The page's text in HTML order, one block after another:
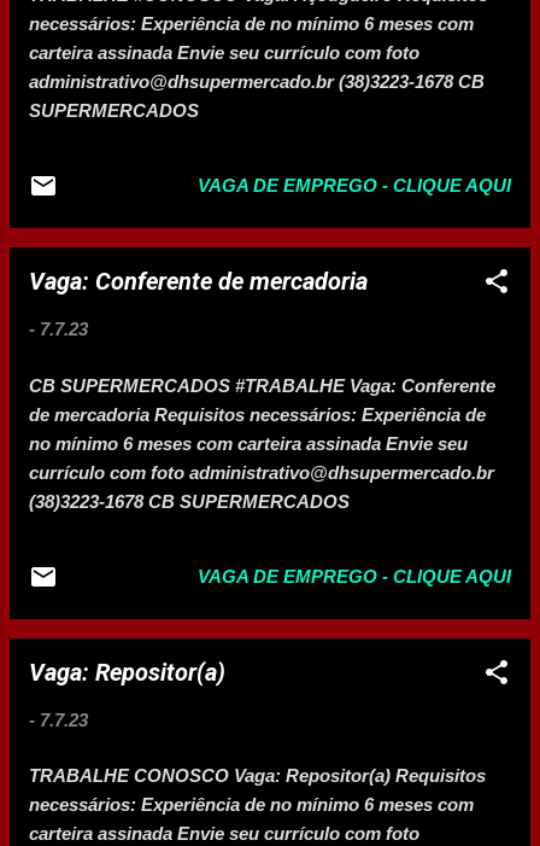
necessários: Experiência de no mínimo 6 meses com
carteira assinada Envie seu currículo com foto
administrativo@dhsupermercado.br (38)3223-1678 CB
SUPERMERCADOS
VAGA DE EMPREGO - CLIQUE AQUI
Vaga: Conferente de mercadoria
- 7.7.23
CB SUPERMERCADOS #TRABALHE Vaga: Conferente
de mercadoria Requisitos necessários: Experiência de
no mínimo 6 meses com carteira assinada Envie seu
currículo com foto administrativo@dhsupermercado.br
(38)3223-1678 CB SUPERMERCADOS
VAGA DE EMPREGO - CLIQUE AQUI
Vaga: Repositor(a)
- 7.7.23
TRABALHE CONOSCO Vaga: Repositor(a) Requisitos
necessários: Experiência de no mínimo 6 meses com
carteira assinada Envie seu currículo com foto